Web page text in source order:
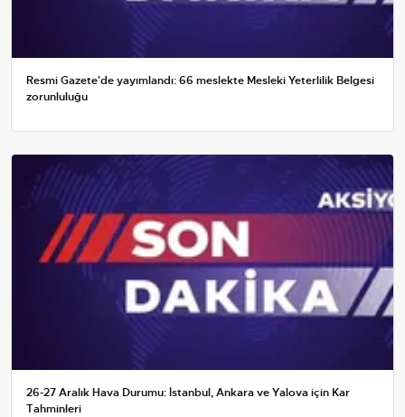
Resmi Gazete'de yayımlandı: 66 meslekte Mesleki Yeterlilik Belgesi
zorunluluğu
26-27 Aralık Hava Durumu: İstanbul, Ankara ve Yalova için Kar
Tahminleri